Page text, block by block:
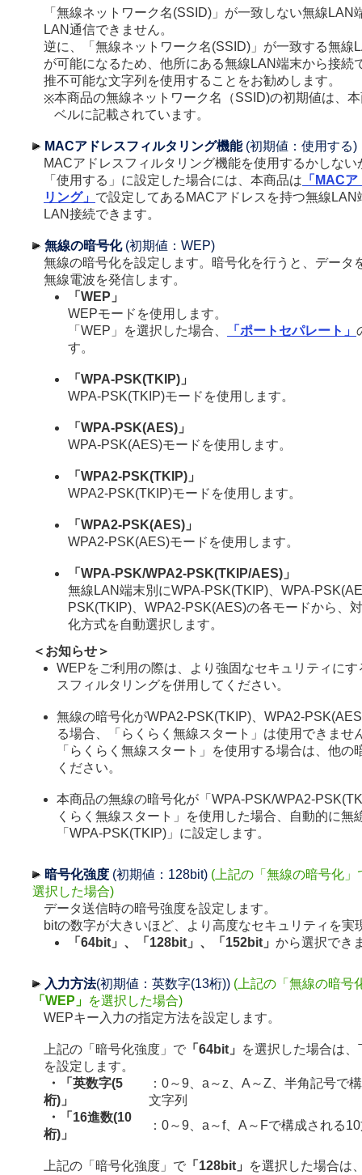
「無線ネットワーク名(SSID)」が一致しない無線LAN
LAN通信できません。
逆に、「無線ネットワーク名(SSID)」が一致する無線
が可能になるため、他所にある無線LAN端末から接続
推不可能な文字列を使用することをお勧めします。
※本商品の無線ネットワーク名（SSID)の初期値は、
ベルに記載されています。
MACアドレスフィルタリング機能(初期値：使用する)
MACアドレスフィルタリング機能を使用するかしない
「使用する」に設定した場合には、本商品は 「MAC
リング」 で設定してあるMACアドレスを持つ無線LAN
LAN接続できます。
無線の暗号化(初期値：WEP)
無線の暗号化を設定します。暗号化を行うと、データ
無線電波を発信します。
「WEP」
WEPモードを使用します。
「WEP」を選択した場合、
「ポートセパレート」
す。
「WPA-PSK(TKIP)」
WPA-PSK(TKIP)モードを使用します。
「WPA-PSK(AES)」
WPA-PSK(AES)モードを使用します。
「WPA2-PSK(TKIP)」
WPA2-PSK(TKIP)モードを使用します。
「WPA2-PSK(AES)」
WPA2-PSK(AES)モードを使用します。
「WPA-PSK/WPA2-PSK(TKIP/AES)」
無線LAN端末別にWPA-PSK(TKIP)、WPA-
PSK(TKIP)、WPA2-PSK(AES)の各モードから、
化方式を自動選択します。
＜お知らせ＞
WEPをご利用の際は、より強固なセキュリティに
スフィルタリングを併用してください。
無線の暗号化がWPA2-PSK(TKIP)、WPA2-
る場合、「らくらく無線スタート」は使用できませ
「らくらく無線スタート」を使用する場合は、他の
ください。
本商品の無線の暗号化が「WPA-PSK/WPA2-
くらく無線スタート」を使用した場合、自動的に無
「WPA-PSK(TKIP)」に設定します。
暗号化強度 (初期値：128bit) (上記の「無線の暗号化」
選択した場合)
データ送信時の暗号強度を設定します。
bitの数字が大きいほど、より高度なセキュリティを実
「64bit」、「128bit」、「152bit」 から選択でき
入力方法(初期値：英数字(13桁)) (上記の「無線の暗号
「WEP」 を選択した場合)
WEPキー入力の指定方法を設定します。
上記の「暗号化強度」で 「64bit」
を選択した場合は
を設定します。
・「英数字(5
桁)」
：0～9、a～z、A～Z、半角記号で
文字列
・「16進数(10
桁)」
：0～9、a～f、A～Fで構成される
上記の「暗号化強度」で 「128bit」
を選択した場合は